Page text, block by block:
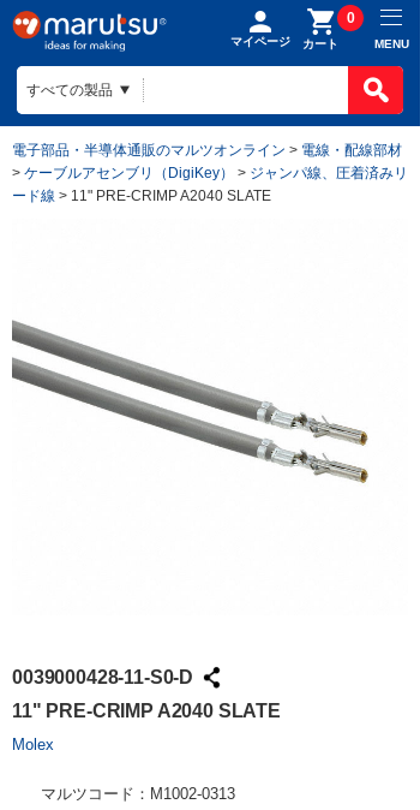
マイページ カート
0
MENU
電子部品・半導体通販のマルツオンライン > 電線・配線部材
> ケーブルアセンブリ（DigiKey） > ジャンパ線、圧着済みリ
ード線 > 11" PRE-CRIMP A2040 SLATE
0039000428-11-S0-D
11" PRE-CRIMP A2040 SLATE
Molex
マルツコード： M1002-0313